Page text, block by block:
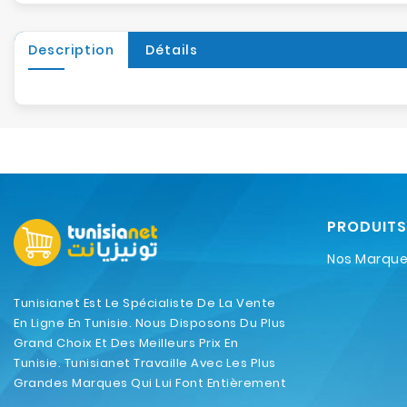
Description Détails
Tunisianet Est Le Spécialiste De La Vente
En Ligne En Tunisie. Nous Disposons Du Plus
Grand Choix Et Des Meilleurs Prix En
Tunisie. Tunisianet Travaille Avec Les Plus
Grandes Marques Qui Lui Font Entièrement
PRODUITS
Nos